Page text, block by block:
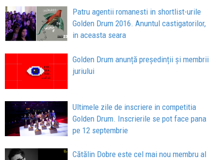
Patru agentii romanesti in shortlist-urile
Golden Drum 2016. Anuntul castigatorilor,
in aceasta seara
Golden Drum anunță președinții și membrii
juriului
Ultimele zile de inscriere in competitia
Golden Drum. Inscrierile se pot face pana
pe 12 septembrie
Cătălin Dobre este cel mai nou membru al